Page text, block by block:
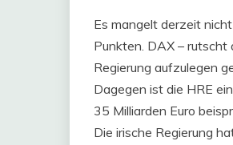
Es mangelt derzeit
Punkten. DAX –
Regierung aufzulegen
Dagegen ist die HRE
35 Milliarden Euro
Die irische Regierung